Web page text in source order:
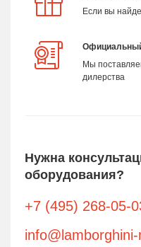
Если вы
Мы
дилерства
Нужна
оборудования?
+7 (495) 268-05-